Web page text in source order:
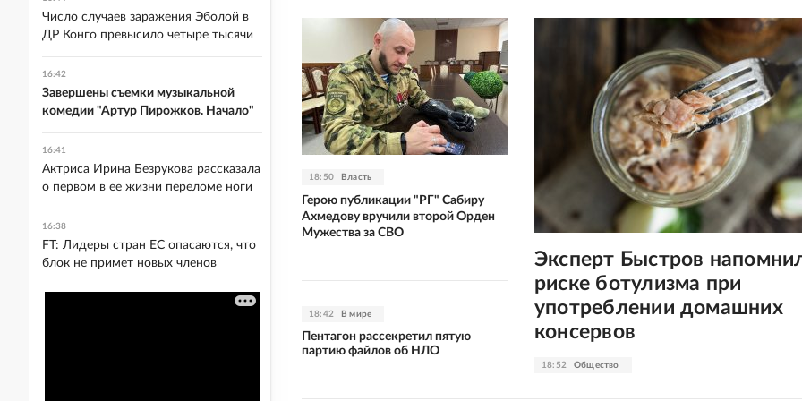
18:52 Общество
Эксперт Быстров
риске ботулизма при
употреблении домашних
консервов
18:50 Власть
Герою публикации "РГ" Сабиру
Ахмедову вручили второй Орден
Мужества за СВО
18:42 В мире
Пентагон рассекретил пятую
партию файлов об НЛО
Число случаев заражения Эболой в
ДР Конго превысило четыре тысячи
16:42
Завершены съемки музыкальной
комедии "Артур Пирожков. Начало"
16:41
Актриса Ирина Безрукова рассказала
о первом в ее жизни переломе ноги
16:38
FT: Лидеры стран ЕС опасаются, что
блок не примет новых членов